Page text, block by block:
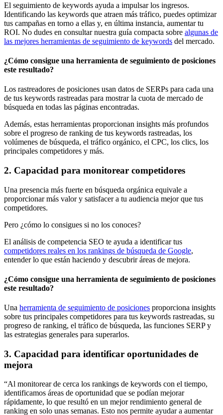
El seguimiento de keywords ayuda a impulsar los ingresos.
Identificando las keywords que atraen más tráfico, puedes optimizar
tus campañas en torno a ellas y, en última instancia, aumentar tu
ROI. No dudes en consultar nuestra guía compacta sobre algunas de
las mejores herramientas de seguimiento de keywords del mercado.
¿Cómo consigue una herramienta de seguimiento de posiciones
este resultado?
Los rastreadores de posiciones usan datos de SERPs para cada una
de tus keywords rastreadas para mostrar la cuota de mercado de
búsqueda en todas las páginas encontradas.
Además, estas herramientas proporcionan insights más profundos
sobre el progreso de ranking de tus keywords rastreadas, los
volúmenes de búsqueda, el tráfico orgánico, el CPC, los clics, los
principales competidores y más.
2. Capacidad para monitorear competidores
Una presencia más fuerte en búsqueda orgánica equivale a
proporcionar más valor y satisfacer a tu audiencia mejor que tus
competidores.
Pero ¿cómo lo consigues si no los conoces?
El análisis de competencia SEO te ayuda a identificar tus
competidores reales en los rankings de búsqueda de Google,
entender lo que están haciendo y descubrir áreas de mejora.
¿Cómo consigue una herramienta de seguimiento de posiciones
este resultado?
Una herramienta de seguimiento de posiciones proporciona insights
sobre tus principales competidores para tus keywords rastreadas, su
progreso de ranking, el tráfico de búsqueda, las funciones SERP y
las estrategias generales para superarlos.
3. Capacidad para identificar oportunidades de
mejora
“Al monitorear de cerca los rankings de keywords con el tiempo,
identificamos áreas de oportunidad que se podían mejorar
rápidamente, lo que resultó en un mejor rendimiento general de
ranking en solo unas semanas. Esto nos permite ayudar a aumentar